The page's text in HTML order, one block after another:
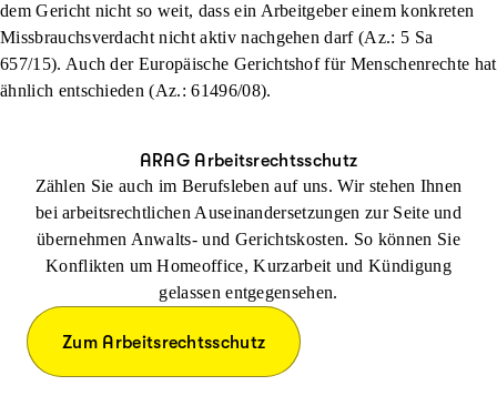
dem Gericht nicht so weit, dass ein Arbeitgeber einem konkreten
Missbrauchsverdacht nicht aktiv nachgehen darf (Az.: 5 Sa
657/15). Auch der Europäische Gerichtshof für Menschenrechte hat
ähnlich entschieden (Az.: 61496/08).
ARAG Arbeitsrechtsschutz
Zählen Sie auch im Berufsleben auf uns. Wir stehen Ihnen
bei arbeitsrechtlichen Auseinandersetzungen zur Seite und
übernehmen Anwalts- und Gerichtskosten. So können Sie
Konflikten um Homeoffice, Kurzarbeit und Kündigung
gelassen entgegensehen.
Zum Arbeitsrechtsschutz